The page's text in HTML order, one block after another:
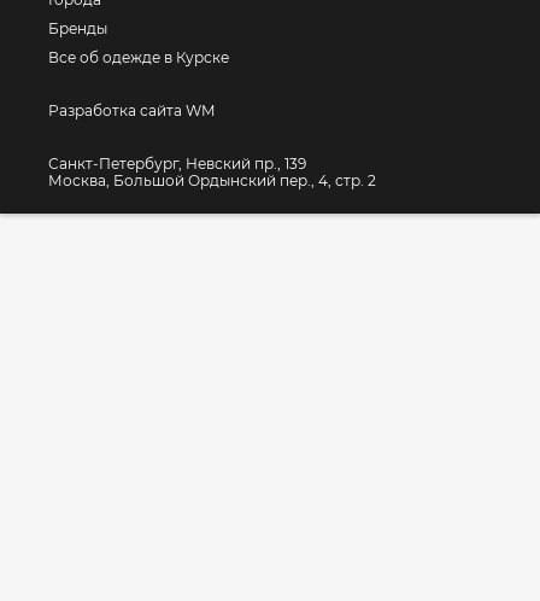
Бренды
Все об одежде в Курске
Разработка сайта WM
Санкт-Петербург, Невский пр., 139
Москва, Большой Ордынский пер., 4, стр. 2